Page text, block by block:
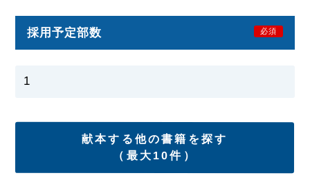
採用予定部数 必須
献本する他の書籍を探す
（最大10件）